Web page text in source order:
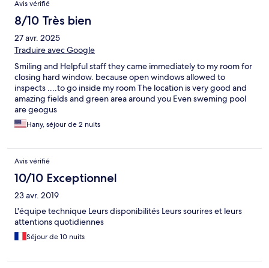
Avis vérifié
8/10 Très bien
27 avr. 2025
Traduire avec Google
Smiling and Helpful staff they came immediately to my room for
closing hard window. because open windows allowed to
inspects ....to go inside my room The location is very good and
amazing fields and green area around you Even sweming pool
are geogus
Hany, séjour de 2 nuits
Avis vérifié
10/10 Exceptionnel
23 avr. 2019
L'équipe technique Leurs disponibilités Leurs sourires et leurs
attentions quotidiennes
Séjour de 10 nuits